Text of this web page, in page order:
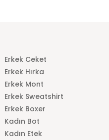
Erkek Ceket
Erkek Hırka
Erkek Mont
Erkek Sweatshirt
Erkek Boxer
Kadın Bot
Kadın Etek